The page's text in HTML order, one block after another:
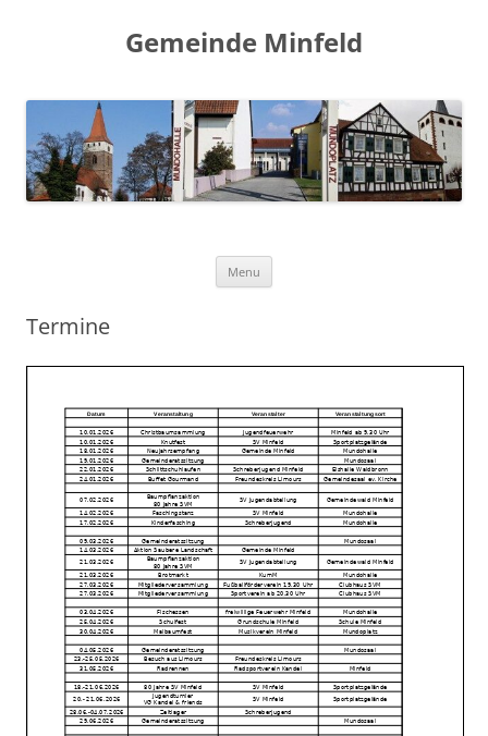
Gemeinde Minfeld
Menu
Termine